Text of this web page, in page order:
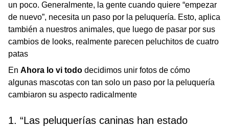
un poco. Generalmente, la gente cuando quiere “empezar
de nuevo”, necesita un paso por la peluquería. Esto, aplica
también a nuestros animales, que luego de pasar por sus
cambios de looks, realmente parecen peluchitos de cuatro
patas
En Ahora lo vi todo decidimos unir fotos de cómo
algunas mascotas con tan solo un paso por la peluquería
cambiaron su aspecto radicalmente
1. “Las peluquerías caninas han estado